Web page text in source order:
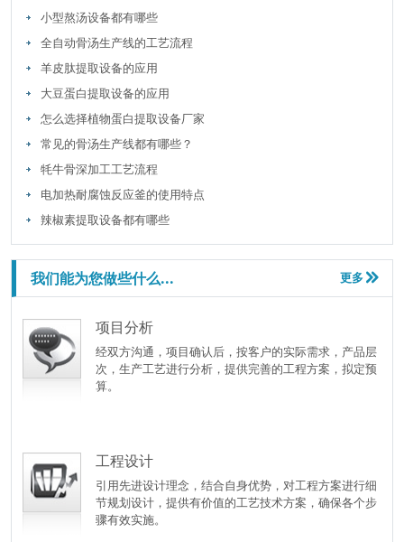
林泰科技储罐工程
燕
山石化全自动计量反应釜系统
小型熬汤设备都有哪些
全自动骨汤生产线的工艺流程
羊皮肽提取设备的应用
大豆蛋白提取设备的应用
怎么选择植物蛋白提取设备厂家
常见的骨汤生产线都有哪些？
牦牛骨深加工工艺流程
电加热耐腐蚀反应釜的使用特点
辣椒素提取设备都有哪些
我们能为您做些什么... 更多 
项目分析
经双方沟通，项目确认后，按客户的实际需求，产品层
次，生产工艺进行分析，提供完善的工程方案，拟定预
算。
工程设计
引用先进设计理念，结合自身优势，对工程方案进行细
节规划设计，提供有价值的工艺技术方案，确保各个步
骤有效实施。